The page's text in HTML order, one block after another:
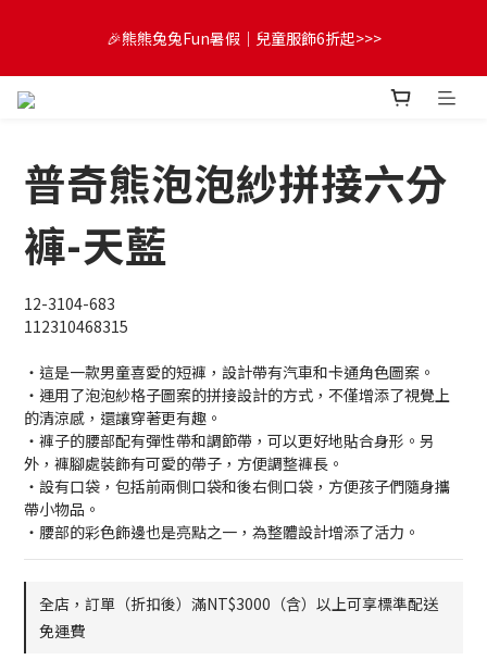
💌】
🎉熊熊兔兔Fun暑假｜兒童服飾6折起>>>
😍FUN暑假！童裝開心購【滿$3,000，送$300 (最高回饋$1,200)
💌】
普奇熊泡泡紗拼接六分
褲-天藍
12-3104-683
112310468315
・這是一款男童喜愛的短褲，設計帶有汽車和卡通角色圖案。
・運用了泡泡紗格子圖案的拼接設計的方式，不僅增添了視覺上
的清涼感，還讓穿著更有趣。
・褲子的腰部配有彈性帶和調節帶，可以更好地貼合身形。另
外，褲腳處裝飾有可愛的帶子，方便調整褲長。
・設有口袋，包括前兩側口袋和後右側口袋，方便孩子們隨身攜
帶小物品。
・腰部的彩色飾邊也是亮點之一，為整體設計增添了活力。
全店，訂單（折扣後）滿NT$3000（含）以上可享標準配送
免運費